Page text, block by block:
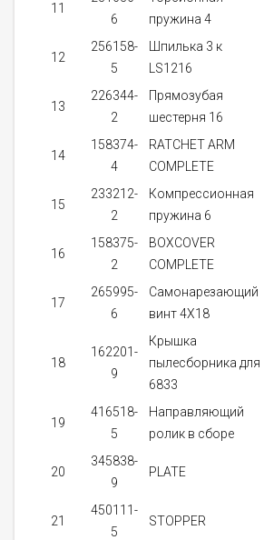
11
6
пружина 4
12
256158-
5
Шпилька 3 к
LS1216
13
226344-
2
Прямозубая
шестерня 16
14
158374-
4
RATCHET ARM
COMPLETE
15
233212-
2
Компрессионная
пружина 6
16
158375-
2
BOXCOVER
COMPLETE
17
265995-
6
Самонарезающий
винт 4X18
18
162201-
9
Крышка
пылесборника для
6833
19
416518-
5
Направляющий
ролик в сборе
20
345838-
9
PLATE
21
450111-
5
STOPPER